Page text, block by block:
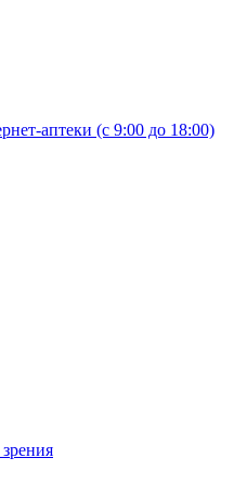
аптеки (с 9:00 до 18:00)